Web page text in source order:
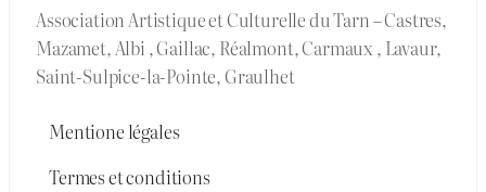
Association Artistique et Culturelle du Tarn – Castres,
Mazamet, Albi , Gaillac, Réalmont, Carmaux , Lavaur,
Saint-Sulpice-la-Pointe, Graulhet
Mentione légales
Termes et conditions